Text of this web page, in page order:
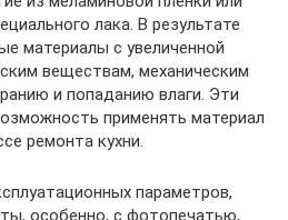
лака. В результате
материалы с увеличенной
веществам, механическим
и попаданию влаги. Эти
применять материал
ремонта кухни.
параметров,
особенно, с фотопечатью,